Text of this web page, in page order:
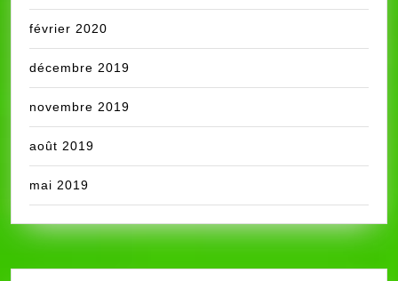
février 2020
décembre 2019
novembre 2019
août 2019
mai 2019